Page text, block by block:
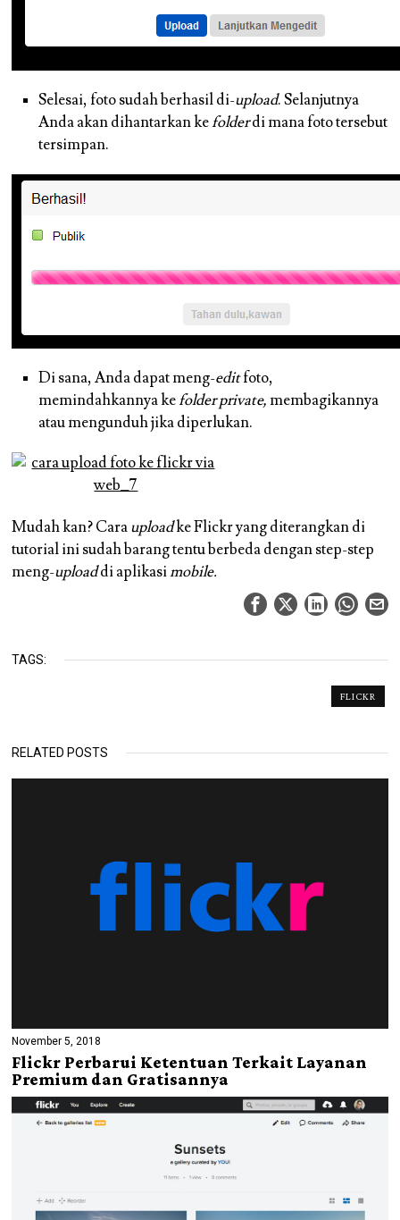
Selesai, foto sudah berhasil di-upload. Selanjutnya
Anda akan dihantarkan kefolderdi mana foto tersebut
tersimpan.
Di sana, Anda dapat meng-editfoto,
memindahkannya kefolder private, membagikannya
atau mengunduh jika diperlukan.
Mudah kan? Carauploadke Flickr yang diterangkan di
tutorial ini sudah barang tentu berbeda dengan step-step
meng-uploaddi aplikasimobile.
TAGS:
FLICKR
RELATED POSTS
November 5, 2018
Flickr Perbarui Ketentuan Terkait Layanan
Premium dan Gratisannya